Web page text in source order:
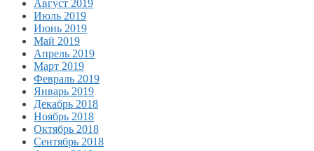
Август 2019
Июль 2019
Июнь 2019
Май 2019
Апрель 2019
Март 2019
Февраль 2019
Январь 2019
Декабрь 2018
Ноябрь 2018
Октябрь 2018
Сентябрь 2018